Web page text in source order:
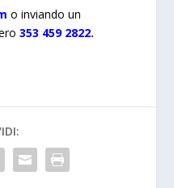
o inviando un
353 459 2822.